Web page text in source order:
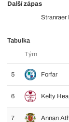
Další zápas
Stranraer
Tabulka
Tým
5 Forfar
6 Kelty
7 Annan